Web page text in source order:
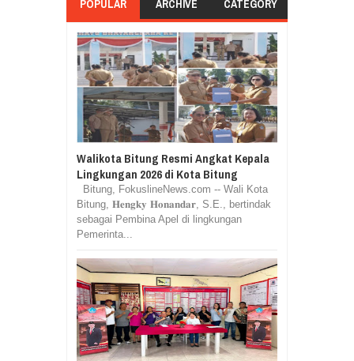
POPULAR ARCHIVE CATEGORY
Walikota Bitung Resmi Angkat Kepala
Lingkungan 2026 di Kota Bitung
Bitung, FokuslineNews.com -- Wali Kota
Bitung, 𝐇𝐞𝐧𝐠𝐤𝐲 𝐇𝐨𝐧𝐚𝐧𝐝𝐚𝐫, S.E., bertindak
sebagai Pembina Apel di lingkungan
Pemerinta...